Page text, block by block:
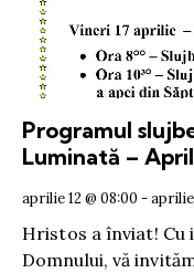
Programul
Luminată –
aprilie 12 @ 08:00 -aprilie
Hristos a înviat! Cu
Domnului, vă